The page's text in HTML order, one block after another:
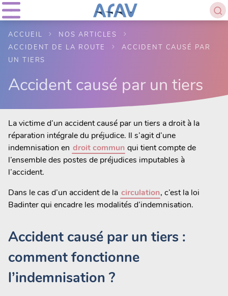
ACCUEIL
NOS ARTICLES
ACCIDENT DE LA ROUTE
ACCIDENT CAUSÉ PAR
UN TIERS
Accident causé par un tiers
La victime d’un accident causé par un tiers a droit à la
réparation intégrale du préjudice. Il s’agit d’une
indemnisation en droit commun qui tient compte de
l’ensemble des postes de préjudices imputables à
l’accident.
Dans le cas d’un accident de la circulation, c’est la loi
Badinter qui encadre les modalités d’indemnisation.
Accident causé par un tiers :
comment fonctionne
l’indemnisation ?